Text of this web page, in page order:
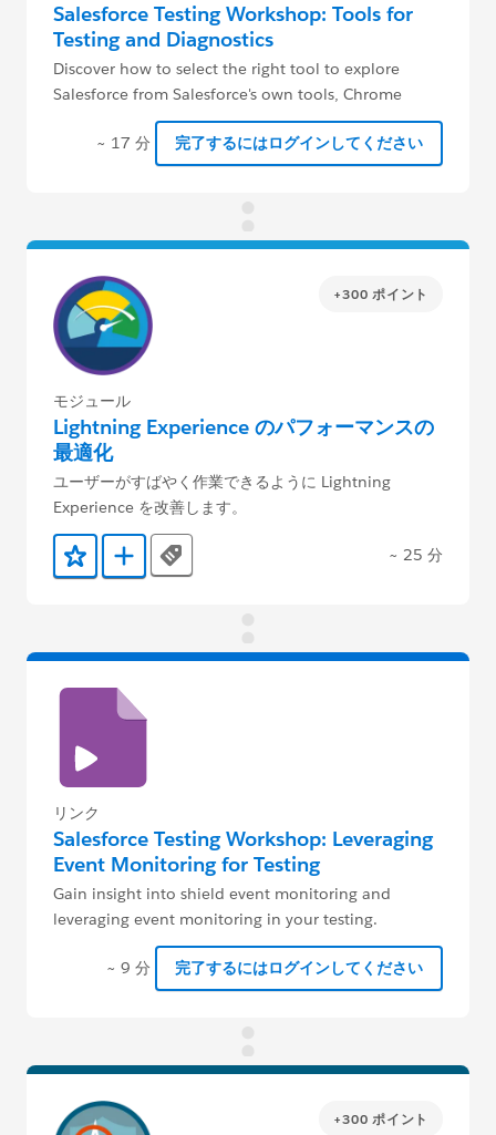
Salesforce Testing Workshop: Tools for
Testing and Diagnostics
Discover how to select the right tool to explore
Salesforce from Salesforce's own tools, Chrome
developer tools, or Chrome extensions.
~ 17 分
完了するにはログインしてください
+300 ポイント
モジュール
Lightning Experience のパフォーマンスの
最適化
ユーザーがすばやく作業できるように Lightning
Experience を改善します。
お気に入りに保存する
Trailmix に追加
Tags ~ 25 分
リンク
Salesforce Testing Workshop: Leveraging
Event Monitoring for Testing
Gain insight into shield event monitoring and
leveraging event monitoring in your testing.
~ 9 分 完了するにはログインしてください
+300 ポイント